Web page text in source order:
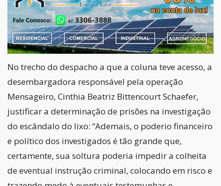
No trecho do despacho a que a coluna teve acesso, a
desembargadora responsável pela operação
Mensageiro, Cinthia Beatriz Bittencourt Schaefer,
justificar a determinação de prisões na investigação
do escândalo do lixo: “Ademais, o poderio financeiro
e político dos investigados é tão grande que,
certamente, sua soltura poderia impedir a colheita
de eventual instrução criminal, colocando em risco e